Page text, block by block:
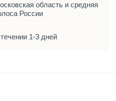
область и средняя
России
1-3 дней